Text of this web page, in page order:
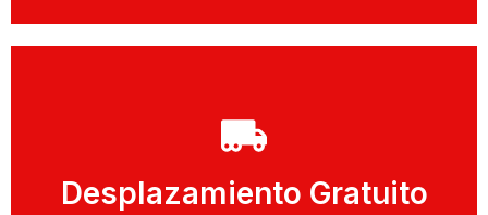
Desplazamiento Gratuito
Solicitar Cita con un Técnico
Llamar